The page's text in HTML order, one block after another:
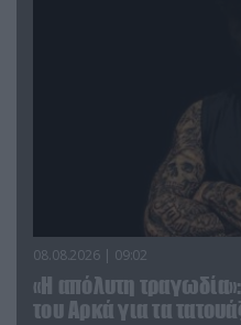
08.08.2026 | 09:02
«Η απόλυτη
του Αρκά για τα